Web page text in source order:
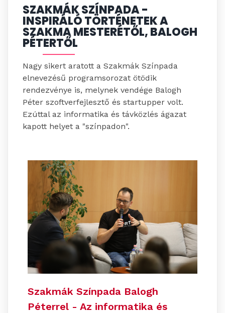
SZAKMÁK SZÍNPADA -
INSPIRÁLÓ TÖRTÉNETEK A
SZAKMA MESTERÉTŐL,BALOGH
PÉTERTŐL
Nagy sikert aratott a Szakmák Színpada
elnevezésű programsorozat ötödik
rendezvénye is, melynek vendége Balogh
Péter szoftverfejlesztő és startupper volt.
Ezúttal az informatika és távközlés ágazat
kapott helyet a "színpadon".
Szakmák Színpada Balogh
Péterrel - Az informatika és